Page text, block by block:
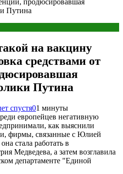
продюсировавшая
Путина
на вакцину
средствами от
Путина
спустя01 минуты
европейцев негативную
как выяснили
фирмы, связанные с Юлией
стала работать в
Медведева, а затем возглавила
департаменте "Единой